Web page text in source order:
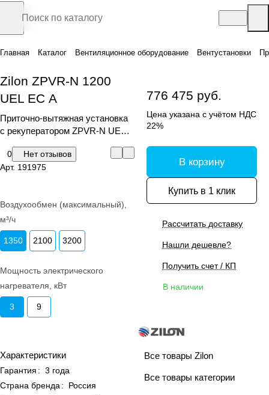
Главная Каталог Вентиляционное оборудование Вентустановки
Zilon ZPVR-N 1200
UEL ЕС A
Приточно-вытяжная установка
с рекуператором ZPVR-N UE
0
Нет отзывов
Арт. 191975
Воздухообмен (максимальный),
м³/ч
1350 2100 3200
Мощность электрического
нагревателя, кВт
3 9
Характеристики
Гарантия : 3 года
Страна бренда :
Россия
776 475 руб.
Цена указана с учётом НДС
22%
В корзину
Купить в 1 клик
Рассчитать доставку
Нашли дешевле?
Получить счет / КП
В наличии
Все товары Zilon
Все товары категории